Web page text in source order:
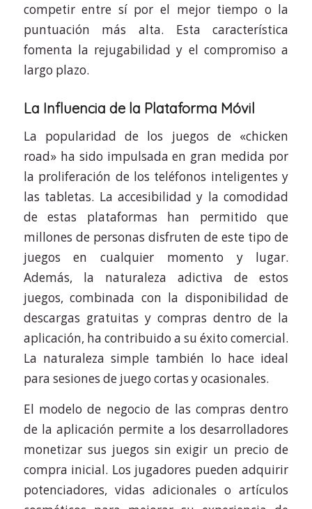
competir entre sí por el mejor tiempo o la
puntuación más alta. Esta característica
fomenta la rejugabilidad y el compromiso a
largo plazo.
La Influencia de la Plataforma Móvil
La popularidad de los juegos de «chicken
road» ha sido impulsada en gran medida por
la proliferación de los teléfonos inteligentes y
las tabletas. La accesibilidad y la comodidad
de estas plataformas han permitido que
millones de personas disfruten de este tipo de
juegos en cualquier momento y lugar.
Además, la naturaleza adictiva de estos
juegos, combinada con la disponibilidad de
descargas gratuitas y compras dentro de la
aplicación, ha contribuido a su éxito comercial.
La naturaleza simple también lo hace ideal
para sesiones de juego cortas y ocasionales.
El modelo de negocio de las compras dentro
de la aplicación permite a los desarrolladores
monetizar sus juegos sin exigir un precio de
compra inicial. Los jugadores pueden adquirir
potenciadores, vidas adicionales o artículos